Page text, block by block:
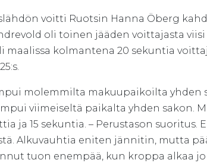
voitti Ruotsin Hanna Öberg
oli toinen jääden voittajasta
maalissa kolmantena 20 sekuntia
molemmilta makuupaikoilta yhden
viimeiseltä paikalta yhden sakon.
ja 15 sekuntia. – Perustason
Alkuvauhtia eniten jännitin, mutta
tuon enempää, kun kroppa alkaa